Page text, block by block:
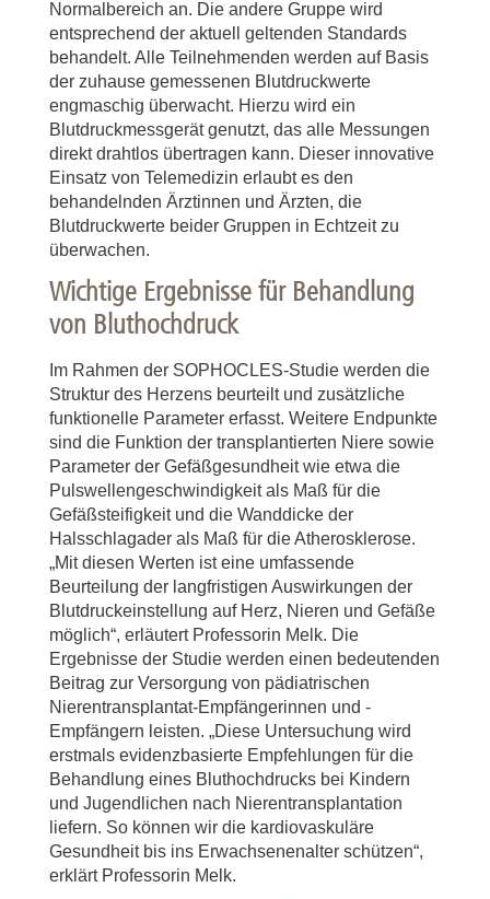
Normalbereich an. Die andere Gruppe wird
entsprechend der aktuell geltenden Standards
behandelt. Alle Teilnehmenden werden auf Basis
der zuhause gemessenen Blutdruckwerte
engmaschig überwacht. Hierzu wird ein
Blutdruckmessgerät genutzt, das alle Messungen
direkt drahtlos übertragen kann. Dieser innovative
Einsatz von Telemedizin erlaubt es den
behandelnden Ärztinnen und Ärzten, die
Blutdruckwerte beider Gruppen in Echtzeit zu
überwachen.
Wichtige Ergebnisse für Behandlung
von Bluthochdruck
Im Rahmen der SOPHOCLES-Studie werden die
Struktur des Herzens beurteilt und zusätzliche
funktionelle Parameter erfasst. Weitere Endpunkte
sind die Funktion der transplantierten Niere sowie
Parameter der Gefäßgesundheit wie etwa die
Pulswellengeschwindigkeit als Maß für die
Gefäßsteifigkeit und die Wanddicke der
Halsschlagader als Maß für die Atherosklerose.
„Mit diesen Werten ist eine umfassende
Beurteilung der langfristigen Auswirkungen der
Blutdruckeinstellung auf Herz, Nieren und Gefäße
möglich“, erläutert Professorin Melk. Die
Ergebnisse der Studie werden einen bedeutenden
Beitrag zur Versorgung von pädiatrischen
Nierentransplantat-Empfängerinnen und -
Empfängern leisten. „Diese Untersuchung wird
erstmals evidenzbasierte Empfehlungen für die
Behandlung eines Bluthochdrucks bei Kindern
und Jugendlichen nach Nierentransplantation
liefern. So können wir die kardiovaskuläre
Gesundheit bis ins Erwachsenenalter schützen“,
erklärt Professorin Melk.